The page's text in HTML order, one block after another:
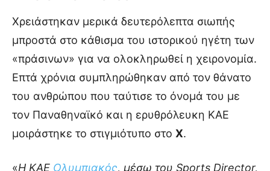
Χρειάστηκαν μερικά δευτερόλεπτα σιωπής
μπροστά στο κάθισμα του ιστορικού ηγέτη των
«πράσινων» για να ολοκληρωθεί η χειρονομία.
Επτά χρόνια συμπληρώθηκαν από τον θάνατο
του ανθρώπου που ταύτισε το όνομά του με
τον Παναθηναϊκό και η ερυθρόλευκη ΚΑΕ
μοιράστηκε το στιγμιότυπο στο X.
«Η ΚΑΕ Ολυμπιακός, μέσω του Sports Director,